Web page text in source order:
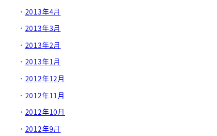
2013年4月
2013年3月
2013年2月
2013年1月
2012年12月
2012年11月
2012年10月
2012年9月